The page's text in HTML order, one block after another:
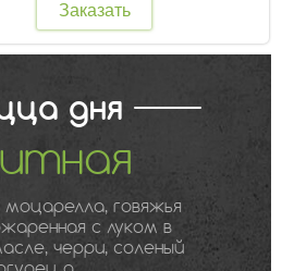
Заказать
дня
моцарелла, говяжья
с луком в
черри, соленый